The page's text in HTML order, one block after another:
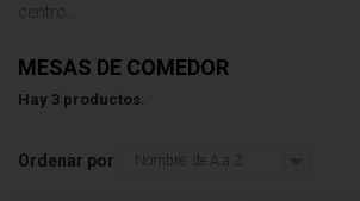
centro…
MESAS DE COMEDOR
Hay 3 productos.
Ordenar por Nombre: de A a Z